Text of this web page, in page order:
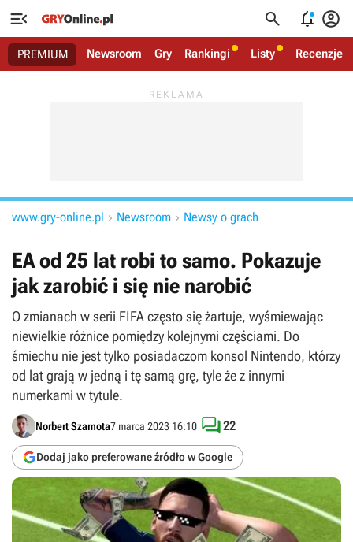
   
PREMIUM Newsroom Gry Rankingi Listy Recenzje
www.gry-online.pl  Newsroom  Newsy o grach
EA od 25 lat robi to samo. Pokazuje
jak zarobić i się nie narobić
O zmianach w serii FIFA często się żartuje, wyśmiewając
niewielkie różnice pomiędzy kolejnymi częściami. Do
śmiechu nie jest tylko posiadaczom konsol Nintendo, którzy
od lat grają w jedną i tę samą grę, tyle że z innymi
numerkami w tytule.
Norbert Szamota7 marca 2023 16:10
Dodaj jako preferowane źródło w Google
22